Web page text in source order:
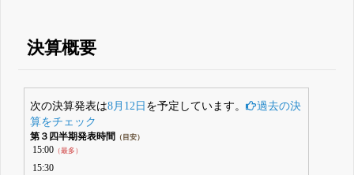
決算概要
次の決算発表は8月12日 を予定しています。
過去の決
算をチェック
第３四半期発表時間 （目安）
15:00（最多）
15:30